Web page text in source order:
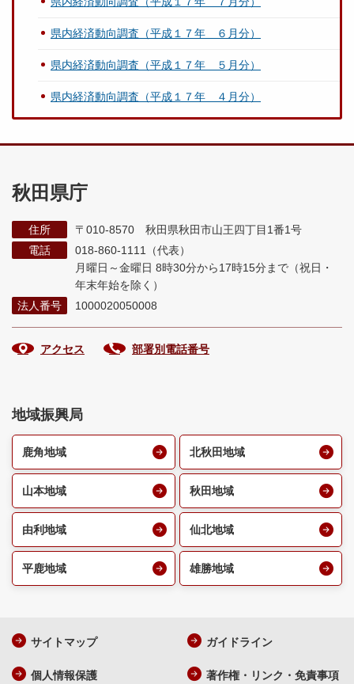
県内経済動向調査（平成１７年 ６月分）
県内経済動向調査（平成１７年 ５月分）
県内経済動向調査（平成１７年 ４月分）
秋田県庁
住所
〒010-8570 秋田県秋田市山王四丁目1番1号
電話
018-860-1111（代表）
月曜日～金曜日 8時30分から17時15分まで （祝日・
年末年始を除く）
法人番号
1000020050008
アクセス 部署別電話番号
地域振興局
鹿角地域 北秋田地域
山本地域 秋田地域
由利地域 仙北地域
平鹿地域 雄勝地域
サイトマップ ガイドライン
個人情報保護 著作権・リンク・免責事項